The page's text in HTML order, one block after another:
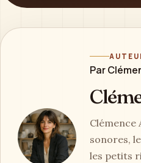
Par
Clémence
sonores,
les petits